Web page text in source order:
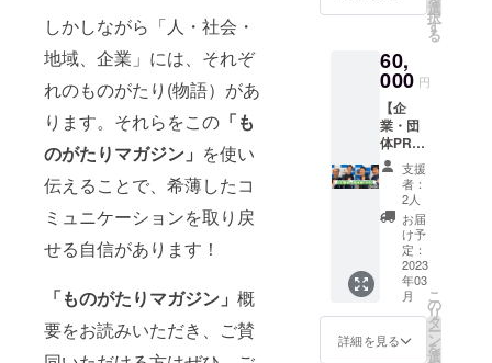
しかしながら「人・社会・
地域、企業」には、それぞ
れのものがたり(物語）があ
ります。それらをこの 「も
のがたりマガジン」 を使い
伝えることで、希薄したコ
ミュニケーションを取り戻
せる自信があります！
「ものがたりマガジン」 概
要をお読みいただき、ご賛
ます。
ご連絡
ださ
い。
注）リ
アルの
場合
は、取
材陣2名
の交通
費が東
京駅か
ら換算
の実費
で「取
材当
日」に
用がか
ンツー
ルのご
案内・
日時や
参加ID
などを
メール
にてご
報告い
たしま
す。 支
援時、
必ず備
考欄に
ご希望
方法と
il.com
”ものが
たりマ
ガジ
ン” 部
数 10
部 を
発送い
たしま
す。 そ
の他”も
のがた
りマガ
ジン”の
ステッ
カー×10
＆クリ
がたり
マガジ
数 1
部 そ
の他”も
のがた
りマガ
ジン”の
ステッ
カー×1
＆クリ
アファ
イル×1
をお付
けし発
送いた
しま
す。 資
格 レ
選
択
す
る
60,
000 円
【企
業・団
体PR
枠】 マ
ガジン
内で団
体名や
PR文、
掲載し
たい
URLを
QRコー
ドにし
て記載
いたし
支援
者：
2人
お届
け予
定：
2023
年03
月
詳細を見る
こ
の
リ
タ
ー
ン
を
選